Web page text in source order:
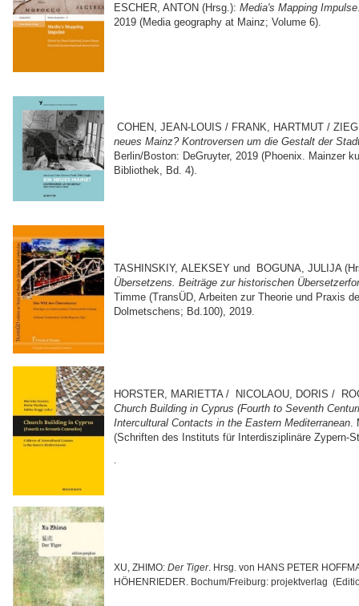
ESCHER, ANTON (Hrsg.): Media's Mapping Impulse
2019 (Media geography at Mainz; Volume 6).
COHEN, JEAN-LOUIS / FRANK, HARTMUT /
neues Mainz? Kontroversen um die Gestalt der
Berlin/Boston: DeGruyter, 2019 (Phoenix. Mainzer
Bibliothek, Bd. 4).
TASHINSKIY,ALEKSEY und BOGUNA, JULIJA
Übersetzens. Beiträge zur historischen
Timme (TransÜD, Arbeiten zur Theorie und Praxis
Dolmetschens; Bd.100), 2019.
HORSTER, MARIETTA / NICOLAOU, DORIS /
Church Building in Cyprus (Fourth to Seventh
Intercultural Contacts in the Eastern Mediterranean
(Schriften des Instituts für Interdisziplinäre Zypern-
XU, ZHIMO:Der Tiger. Hrsg. von HANS PETER
HÖHENRIEDER. Bochum/Freiburg: projektverlag